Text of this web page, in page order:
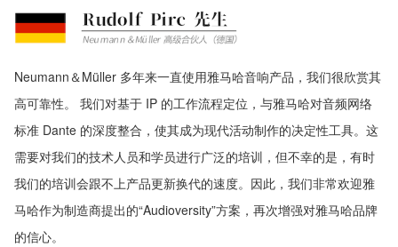
Neumann＆Müller 多年来一直使用雅马哈音响产品，我们很欣赏其
高可靠性。 我们对基于 IP 的工作流程定位，与雅马哈对音频网络
标准 Dante 的深度整合，使其成为现代活动制作的决定性工具。这
需要对我们的技术人员和学员进行广泛的培训，但不幸的是，有时
我们的培训会跟不上产品更新换代的速度。因此，我们非常欢迎雅
马哈作为制造商提出的“Audioversity”方案，再次增强对雅马哈品牌
的信心。